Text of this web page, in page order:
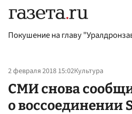
Покушение на главу
2 февраля 2018 15:02Культура
СМИ снова
о воссоединении